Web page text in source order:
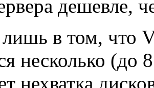
дешевле,
лишь в том, что
несколько (до
нехватка